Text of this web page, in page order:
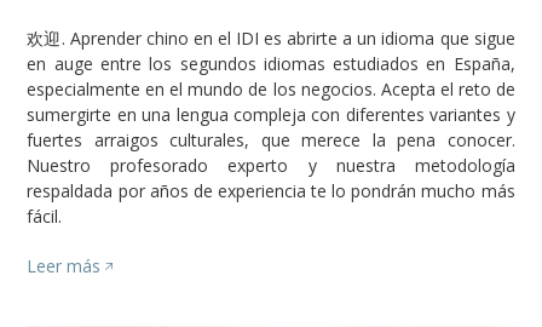
欢迎. Aprender chino en el IDI es abrirte a un idioma que sigue
en auge entre los segundos idiomas estudiados en España,
especialmente en el mundo de los negocios. Acepta el reto de
sumergirte en una lengua compleja con diferentes variantes y
fuertes arraigos culturales, que merece la pena conocer.
Nuestro profesorado experto y nuestra metodología
respaldada por años de experiencia te lo pondrán mucho más
fácil.
Leer más